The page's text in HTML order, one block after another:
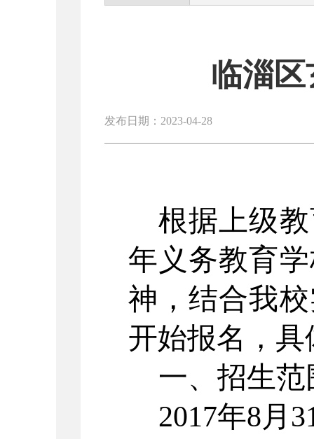
临淄
发布日期：2023-04-28
根据上级
年义务教育
神，结合我
开始报名，
一、招生范
2017年8月